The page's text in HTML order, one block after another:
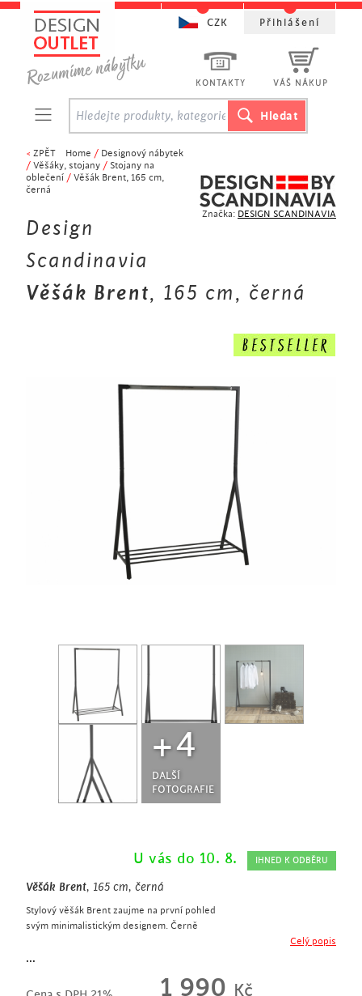
Značka: DESIGN SCANDINAVIA
< ZPĚT Home / Designový nábytek
/ Věšáky, stojany / Stojany na
oblečení / Věšák Brent, 165 cm,
černá
Design
Scandinavia
Věšák Brent, 165 cm, černá
+4
DALŠÍ
FOTOGRAFIE
U vás do 10. 8. IHNED K ODBĚRU
Věšák Brent, 165 cm, černá
Stylový věšák Brent zaujme na první pohled
svým minimalistickým designem. Černě
deisgnový věšák
...
Celý popis
1 990 Kč
KONTAKTY VÁŠ NÁKUP
CZK Přihlášení